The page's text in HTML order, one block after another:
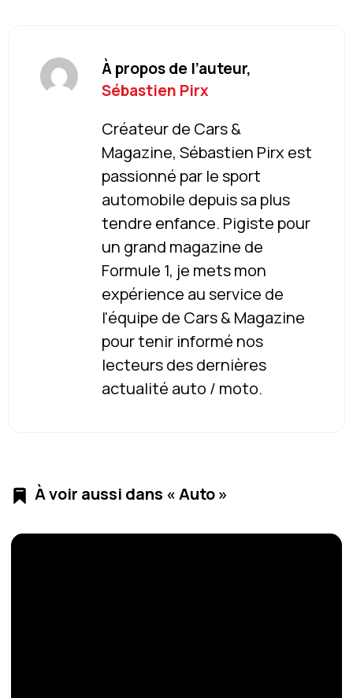
À propos de l’auteur,
Sébastien Pirx
Créateur de Cars &
Magazine, Sébastien Pirx est
passionné par le sport
automobile depuis sa plus
tendre enfance. Pigiste pour
un grand magazine de
Formule 1, je mets mon
expérience au service de
l'équipe de Cars & Magazine
pour tenir informé nos
lecteurs des dernières
actualité auto / moto.
À voir aussi dans « Auto »